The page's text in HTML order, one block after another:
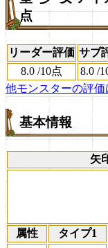
点
リーダー評価 サブ
8.0 /10点 8.0 /
他モンスターの評
基本情報
矢
属性 タイプ1